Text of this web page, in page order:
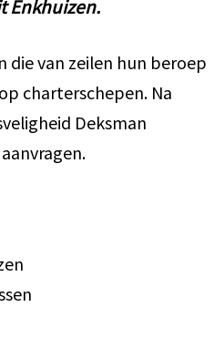
Enkhuizen.
die van zeilen hun beroep
charterschepen. Na
Deksman